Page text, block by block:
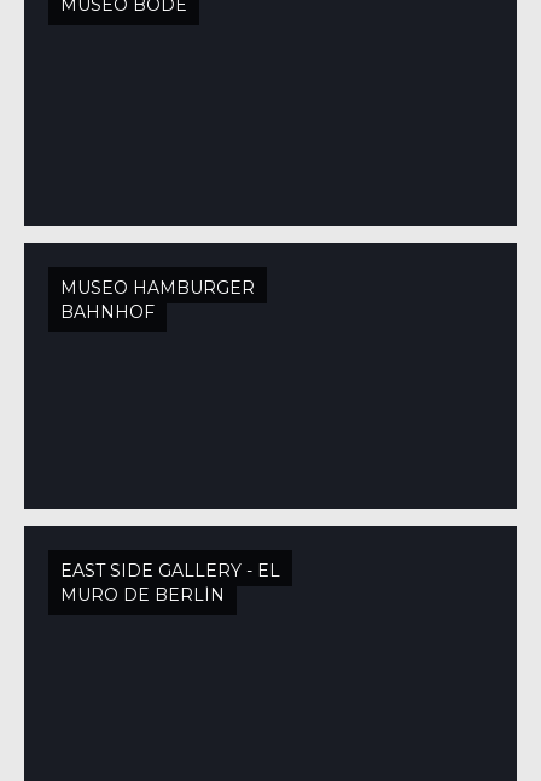
MUSEO BODE
MUSEO HAMBURGER
BAHNHOF
EAST SIDE GALLERY - EL
MURO DE BERLÍN